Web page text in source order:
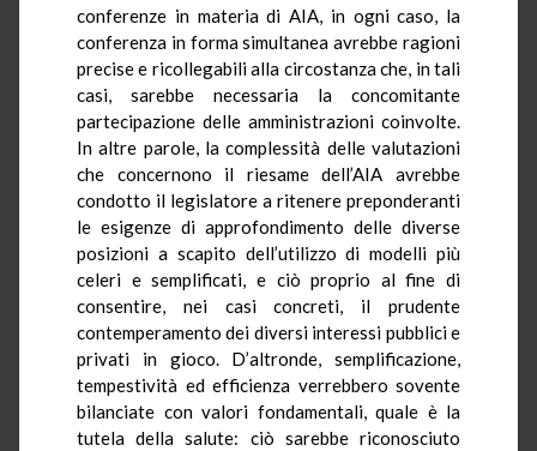
conferenze in materia di AIA, in ogni caso, la
conferenza in forma simultanea avrebbe ragioni
precise e ricollegabili alla circostanza che, in tali
casi, sarebbe necessaria la concomitante
partecipazione delle amministrazioni coinvolte.
In altre parole, la complessità delle valutazioni
che concernono il riesame dell’AIA avrebbe
condotto il legislatore a ritenere preponderanti
le esigenze di approfondimento delle diverse
posizioni a scapito dell’utilizzo di modelli più
celeri e semplificati, e ciò proprio al fine di
consentire, nei casi concreti, il prudente
contemperamento dei diversi interessi pubblici e
privati in gioco. D’altronde, semplificazione,
tempestività ed efficienza verrebbero sovente
bilanciate con valori fondamentali, quale è la
tutela della salute: ciò sarebbe riconosciuto